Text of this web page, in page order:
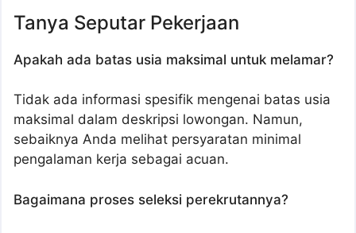
Tanya Seputar Pekerjaan
Apakah ada batas usia maksimal untuk melamar?
Tidak ada informasi spesifik mengenai batas usia
maksimal dalam deskripsi lowongan. Namun,
sebaiknya Anda melihat persyaratan minimal
pengalaman kerja sebagai acuan.
Bagaimana proses seleksi perekrutannya?